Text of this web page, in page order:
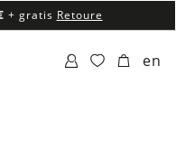
+ gratis Retoure
Sortiment
en